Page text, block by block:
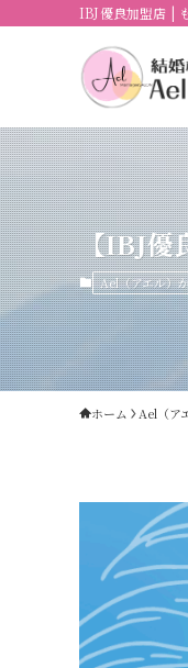
IBJ優良加盟店 |
【IBJ優
Ael（アエル）
ホーム Ael（ア